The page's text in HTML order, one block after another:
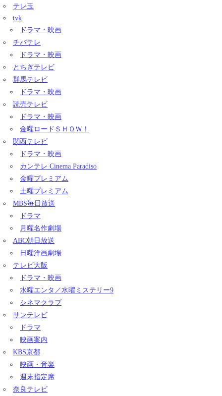
テレ玉
tvk
ドラマ・映画
チバテレ
ドラマ・映画
とちぎテレビ
群馬テレビ
ドラマ・映画
読売テレビ
ドラマ・映画
金曜ロードＳＨＯＷ！
関西テレビ
ドラマ・映画
カンテレ Cinema Paradiso
金曜プレミアム
土曜プレミアム
MBS毎日放送
ドラマ
月曜名作劇場
ABC朝日放送
日曜洋画劇場
テレビ大阪
ドラマ・映画
水曜エンタ／水曜ミステリー9
シネマクラブ
サンテレビ
ドラマ
映画案内
KBS京都
映画・音楽
週末指定席
奈良テレビ